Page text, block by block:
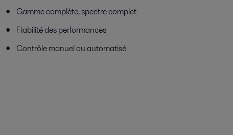
Gamme complète, spectre complet
Fiabilité des performances
Contrôle manuel ou automatisé